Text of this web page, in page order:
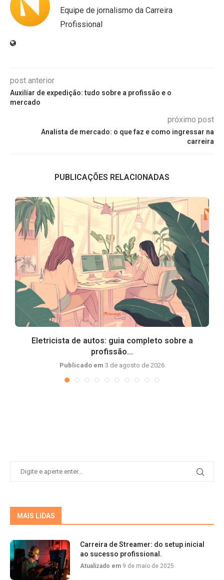
Equipe de jornalismo da Carreira
Profissional
post anterior
Auxiliar de expedição: tudo sobre a profissão e o
mercado
próximo post
Analista de mercado: o que faz e como ingressar na
carreira
PUBLICAÇÕES RELACIONADAS
Eletricista de autos: guia completo sobre a
profissão...
Publicado em 3 de agosto de 2026
MAIS LIDAS
Carreira de Streamer: do setup inicial
ao sucesso profissional.
Atualizado em 9 de maio de 2025